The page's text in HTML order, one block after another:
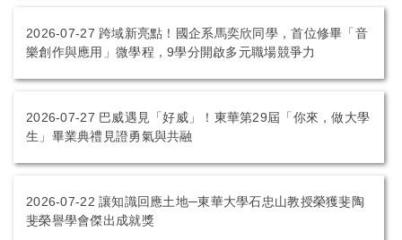
2026-07-27 跨域新亮點！國企系馬奕欣同學，首位修畢「音
樂創作與應用」微學程，9學分開啟多元職場競爭力
2026-07-27 巴威遇見「好威」！東華第29屆「你來，做大學
生」畢業典禮見證勇氣與共融
2026-07-22讓知識回應土地─東華大學石忠山教授榮獲斐陶
斐榮譽學會傑出成就獎